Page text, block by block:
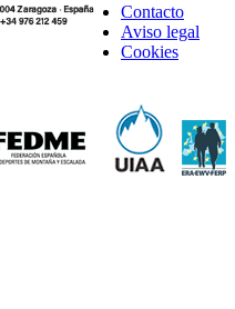
Contacto
Aviso legal
Cookies